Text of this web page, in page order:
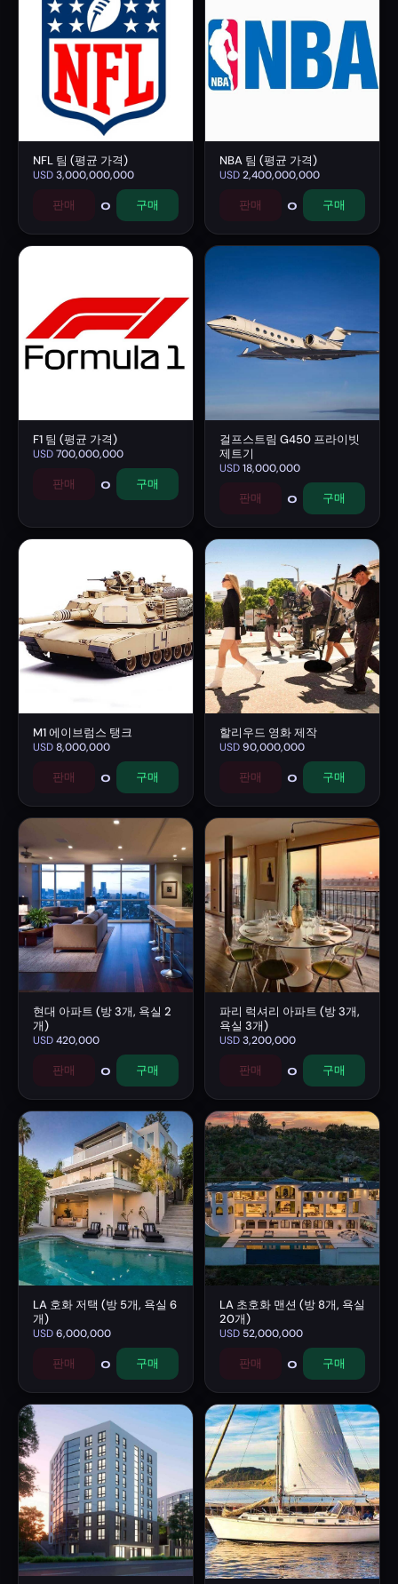
NFL 팀 (평균 가격)
USD3,000,000,000
판매 0 구매
NBA 팀 (평균 가격)
USD2,400,000,000
판매 0 구매
F1 팀 (평균 가격)
USD700,000,000
판매 0 구매
걸프스트림 G450 프라이빗
제트기
USD18,000,000
판매 0 구매
M1 에이브럼스 탱크
USD8,000,000
판매 0 구매
할리우드 영화 제작
USD90,000,000
판매 0 구매
현대 아파트 (방 3개, 욕실 2
개)
USD420,000
판매 0 구매
파리 럭셔리 아파트 (방 3개,
욕실 3개)
USD3,200,000
판매 0 구매
LA 호화 저택 (방 5개, 욕실 6
개)
USD6,000,000
판매 0 구매
LA 초호화 맨션 (방 8개, 욕실
20개)
USD 52,000,000
판매 0 구매